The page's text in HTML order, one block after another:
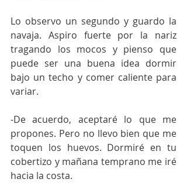
Lo observo un segundo y guardo la
navaja. Aspiro fuerte por la nariz
tragando los mocos y pienso que
puede ser una buena idea dormir
bajo un techo y comer caliente para
variar.
-De acuerdo, aceptaré lo que me
propones. Pero no llevo bien que me
toquen los huevos. Dormiré en tu
cobertizo y mañana temprano me iré
hacia la costa.